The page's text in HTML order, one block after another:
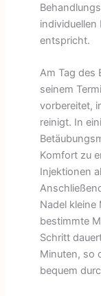
individuellen
entspricht.
Am Tag des
seinem
vorbereitet,
reinigt. In
Komfort zu
Injektionen
Nadel kleine
bestimmte
Schritt
Minuten, so
bequem